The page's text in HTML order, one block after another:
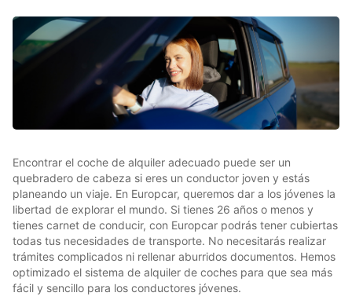
Encontrar el coche de alquiler adecuado puede ser un
quebradero de cabeza si eres un conductor joven y estás
planeando un viaje. En Europcar, queremos dar a los jóvenes la
libertad de explorar el mundo. Si tienes 26 años o menos y
tienes carnet de conducir, con Europcar podrás tener cubiertas
todas tus necesidades de transporte. No necesitarás realizar
trámites complicados ni rellenar aburridos documentos. Hemos
optimizado el sistema de alquiler de coches para que sea más
fácil y sencillo para los conductores jóvenes.